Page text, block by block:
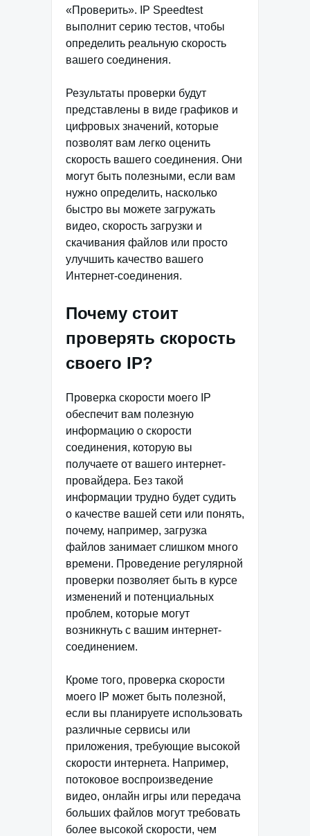
«Проверить». IP Speedtest
выполнит серию тестов, чтобы
определить реальную скорость
вашего соединения.
Результаты проверки будут
представлены в виде графиков и
цифровых значений, которые
позволят вам легко оценить
скорость вашего соединения. Они
могут быть полезными, если вам
нужно определить, насколько
быстро вы можете загружать
видео, скорость загрузки и
скачивания файлов или просто
улучшить качество вашего
Интернет-соединения.
Почему стоит
проверять скорость
своего IP?
Проверка скорости моего IP
обеспечит вам полезную
информацию о скорости
соединения, которую вы
получаете от вашего интернет-
провайдера. Без такой
информации трудно будет судить
о качестве вашей сети или понять,
почему, например, загрузка
файлов занимает слишком много
времени. Проведение регулярной
проверки позволяет быть в курсе
изменений и потенциальных
проблем, которые могут
возникнуть с вашим интернет-
соединением.
Кроме того, проверка скорости
моего IP может быть полезной,
если вы планируете использовать
различные сервисы или
приложения, требующие высокой
скорости интернета. Например,
потоковое воспроизведение
видео, онлайн игры или передача
больших файлов могут требовать
более высокой скорости, чем